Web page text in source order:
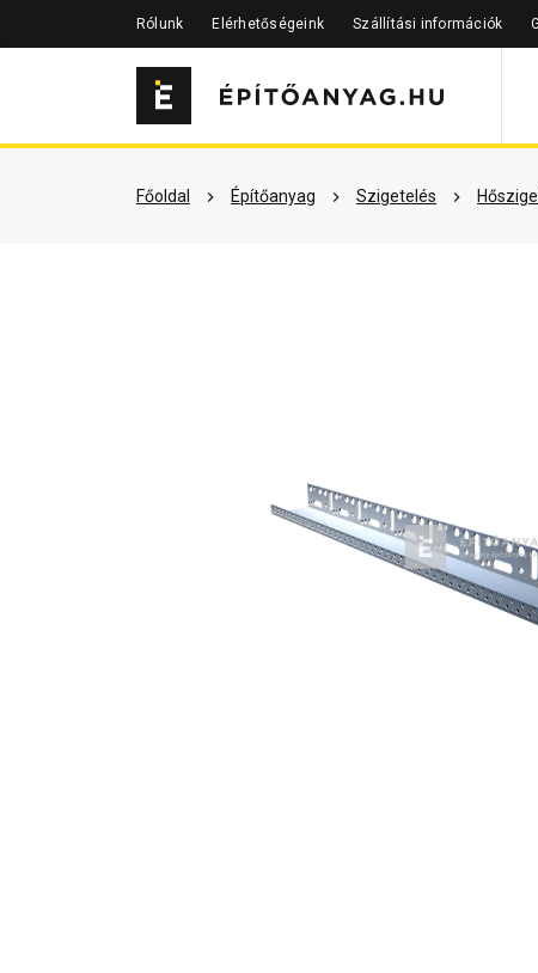
Rólunk Elérhetőségeink Szállítási információk
Főoldal Építőanyag Szigetelés
Részletes leírás